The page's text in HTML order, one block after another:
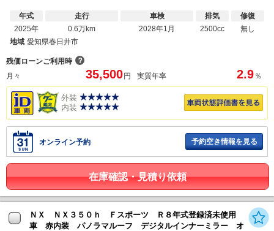
年式
2025年
走行
0.6万km
車検
2028年1月
排気
2500cc
修復
無し
地域 愛知県春日井市
残価ローンご利用時 ？
月々
35,500円 実質年率 2.9 ％
外装
内装
オンライン予約 予約空き情報を見る
在庫確認・見積り依頼
ＮＸ ＮＸ３５０ｈ Ｆスポーツ Ｒ８年式登録済未使用
車 赤内装 パノラマルーフ デジタルインナーミラー オ